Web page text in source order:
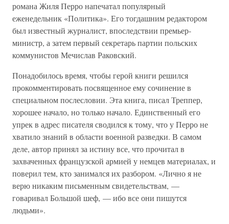
романа Жиля Перро напечатал популярный
еженедельник «Политика». Его тогдашним редактором
был известный журналист, впоследствии премьер-
министр, а затем первый секретарь партии польских
коммунистов Мечислав Раковский.
Понадобилось время, чтобы герой книги решился
прокомментировать посвященное ему сочинение в
специальном послесловии. Эта книга, писал Треппер,
хорошее начало, но только начало. Единственный его
упрек в адрес писателя сводился к тому, что у Перро не
хватило знаний в области военной разведки. В самом
деле, автор принял за истину все, что прочитал в
захваченных французской армией у немцев материалах, и
поверил тем, кто занимался их разбором. «Лично я не
верю никаким письменным свидетельствам, —
говаривал Большой шеф, — ибо все они пишутся
людьми».